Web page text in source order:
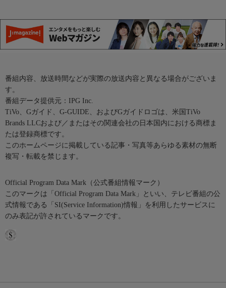
番組内容、放送時間などが実際の放送内容と異なる場合がございま
す。
番組データ提供元：IPG Inc.
TiVo、Gガイド、G-GUIDE、およびGガイドロゴは、米国TiVo
Brands LLCおよび／またはその関連会社の日本国内における商標ま
たは登録商標です。
このホームページに掲載している記事・写真等あらゆる素材の無断
複写・転載を禁じます。
Official Program Data Mark（公式番組情報マーク）
このマークは「Official Program Data Mark」といい、テレビ番組の公
式情報である「SI(Service Information)情報」を利用したサービスに
のみ表記が許されているマークです。